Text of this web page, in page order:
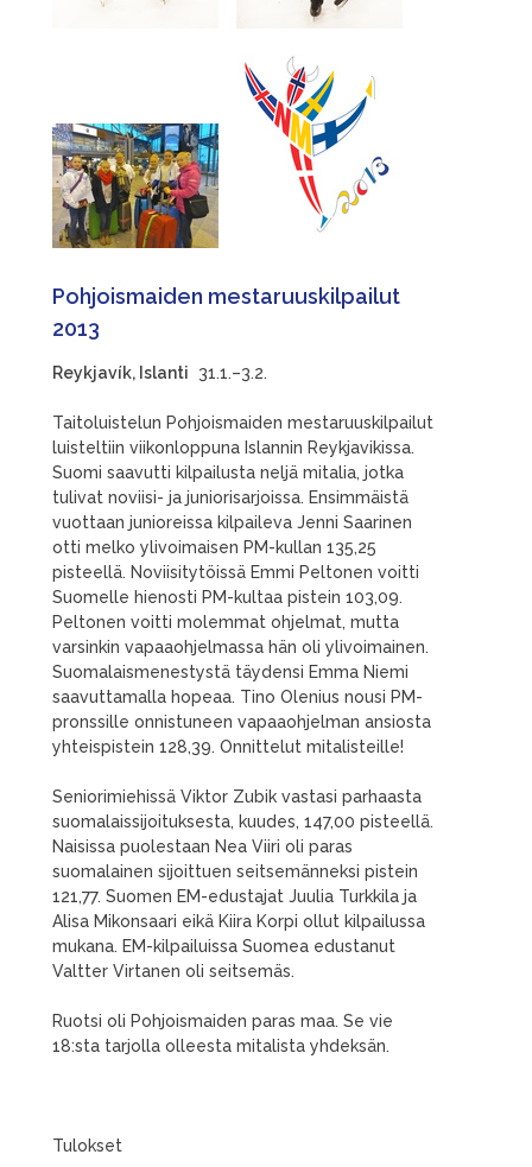
Pohjoismaiden mestaruuskilpailut
2013
Reykjavík, Islanti 31.1.–3.2.
Taitoluistelun Pohjoismaiden mestaruuskilpailut
luisteltiin viikonloppuna Islannin Reykjavikissa.
Suomi saavutti kilpailusta neljä mitalia, jotka
tulivat noviisi- ja juniorisarjoissa. Ensimmäistä
vuottaan junioreissa kilpaileva Jenni Saarinen
otti melko ylivoimaisen PM-kullan 135,25
pisteellä. Noviisitytöissä Emmi Peltonen voitti
Suomelle hienosti PM-kultaa pistein 103,09.
Peltonen voitti molemmat ohjelmat, mutta
varsinkin vapaaohjelmassa hän oli ylivoimainen.
Suomalaismenestystä täydensi Emma Niemi
saavuttamalla hopeaa. Tino Olenius nousi PM-
pronssille onnistuneen vapaaohjelman ansiosta
yhteispistein 128,39. Onnittelut mitalisteille!
Seniorimiehissä Viktor Zubik vastasi parhaasta
suomalaissijoituksesta, kuudes, 147,00 pisteellä.
Naisissa puolestaan Nea Viiri oli paras
suomalainen sijoittuen seitsemänneksi pistein
121,77. Suomen EM-edustajat Juulia Turkkila ja
Alisa Mikonsaari eikä Kiira Korpi ollut kilpailussa
mukana. EM-kilpailuissa Suomea edustanut
Valtter Virtanen oli seitsemäs.
Ruotsi oli Pohjoismaiden paras maa. Se vie
18:sta tarjolla olleesta mitalista yhdeksän.
Tulokset